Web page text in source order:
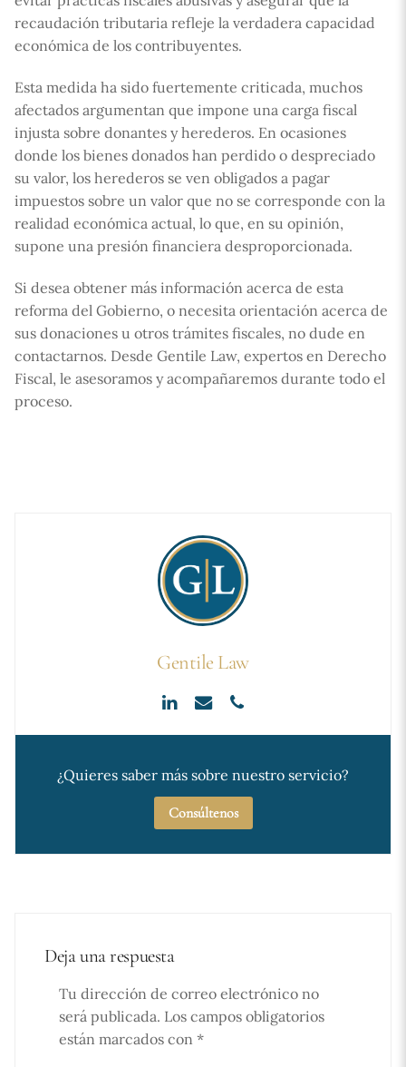
recaudación tributaria refleje la verdadera capacidad
económica de los contribuyentes.
Esta medida ha sido fuertemente criticada, muchos
afectados argumentan que impone una carga fiscal
injusta sobre donantes y herederos. En ocasiones
donde los bienes donados han perdido o despreciado
su valor, los herederos se ven obligados a pagar
impuestos sobre un valor que no se corresponde con la
realidad económica actual, lo que, en su opinión,
supone una presión financiera desproporcionada.
Si desea obtener más información acerca de esta
reforma del Gobierno, o necesita orientación acerca de
sus donaciones u otros trámites fiscales, no dude en
contactarnos. Desde Gentile Law, expertos en Derecho
Fiscal, le asesoramos y acompañaremos durante todo el
proceso.
Gentile Law
¿Quieres saber más sobre nuestro servicio?
Consúltenos
Deja una respuesta
Tu dirección de correo electrónico no
será publicada. Los campos obligatorios
están marcados con *